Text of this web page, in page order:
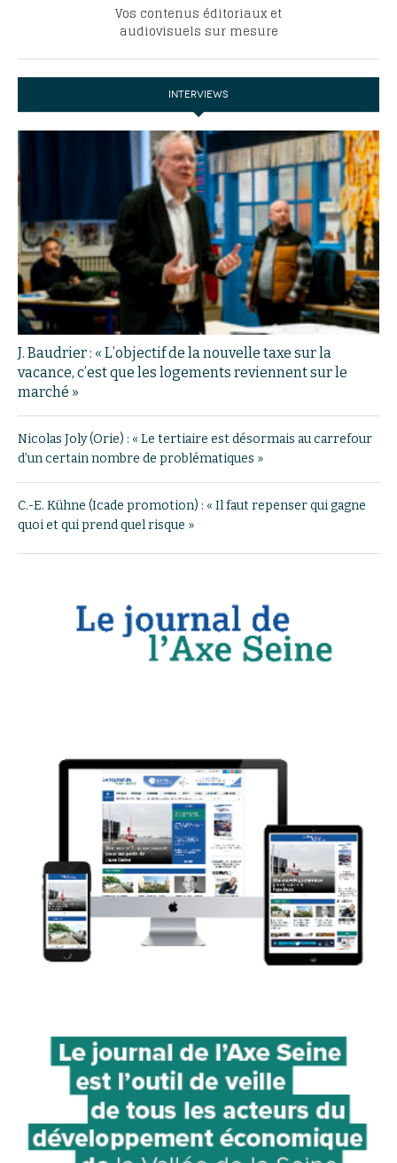
Vos contenus éditoriaux et
audiovisuels sur mesure
INTERVIEWS
J. Baudrier : « L’objectif de la nouvelle taxe sur la
vacance, c’est que les logements reviennent sur le
marché »
Nicolas Joly (Orie) : « Le tertiaire est désormais au carrefour
d’un certain nombre de problématiques »
C.-E. Kühne (Icade promotion) : « Il faut repenser qui gagne
quoi et qui prend quel risque »